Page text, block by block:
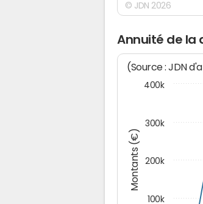
© JDN 2026
Annuité de la
Montants (€)
(Source : JDN
100k
200k
300k
400k